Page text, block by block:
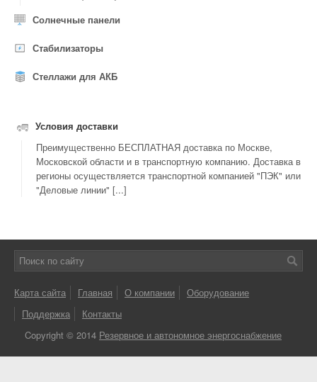
Солнечные панели
Стабилизаторы
Стеллажи для АКБ
Условия доставки
Преимущественно БЕСПЛАТНАЯ доставка по Москве,
Московской области и в транспортную компанию. Доставка в
регионы осуществляется транспортной компанией "ПЭК" или
"Деловые линии" [...]
Карта сайта Главная О компании
Оборудование
Поддержка
Контакты
Copyright © 2014 Резервное и автономное энергоснабжение